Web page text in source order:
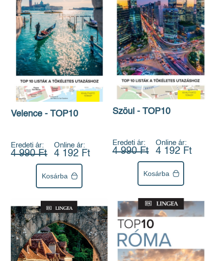
Velence - TOP10
Eredeti ár:
4 990 Ft
Online ár:
4 192 Ft
Kosárba
Szöul - TOP10
Eredeti ár:
4 990 Ft
Online ár:
4 192 Ft
Kosárba